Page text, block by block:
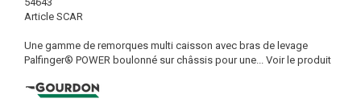
Article SCAR
Une gamme de remorques multi caisson avec bras de levage
Palfinger® POWER boulonné sur châssis pour une... Voir le produit